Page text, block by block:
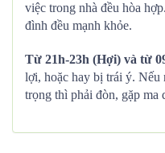
việc trong nhà đều hòa
đình đều mạnh khỏe.
Từ 21h-23h (Hợi) và từ
lợi, hoặc hay bị trái ý. Nếu
trọng thì phải đòn, gặp ma